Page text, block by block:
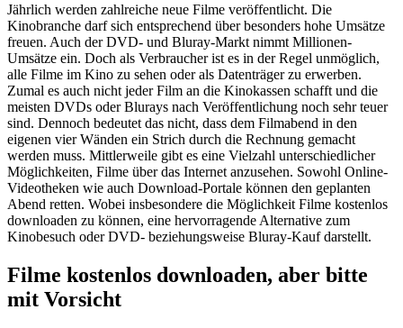
Jährlich werden zahlreiche neue Filme veröffentlicht. Die
Kinobranche darf sich entsprechend über besonders hohe Umsätze
freuen. Auch der DVD- und Bluray-Markt nimmt Millionen-
Umsätze ein. Doch als Verbraucher ist es in der Regel unmöglich,
alle Filme im Kino zu sehen oder als Datenträger zu erwerben.
Zumal es auch nicht jeder Film an die Kinokassen schafft und die
meisten DVDs oder Blurays nach Veröffentlichung noch sehr teuer
sind. Dennoch bedeutet das nicht, dass dem Filmabend in den
eigenen vier Wänden ein Strich durch die Rechnung gemacht
werden muss. Mittlerweile gibt es eine Vielzahl unterschiedlicher
Möglichkeiten, Filme über das Internet anzusehen. Sowohl Online-
Videotheken wie auch Download-Portale können den geplanten
Abend retten. Wobei insbesondere die Möglichkeit Filme kostenlos
downloaden zu können, eine hervorragende Alternative zum
Kinobesuch oder DVD- beziehungsweise Bluray-Kauf darstellt.
Filme kostenlos downloaden, aber bitte
mit Vorsicht